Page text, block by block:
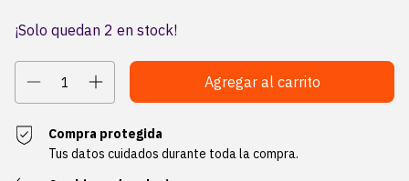
¡Solo quedan 2 en stock!
Compra protegida
Tus datos cuidados durante toda la compra.